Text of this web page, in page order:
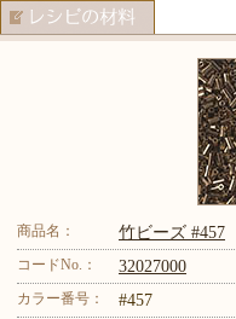
商品名： 竹ビーズ #457
コードNo.： 32027000
カラー番号： #457